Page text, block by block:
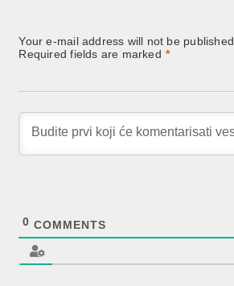
Your e-mail address will not be published.
Required fields are marked *
0 COMMENTS